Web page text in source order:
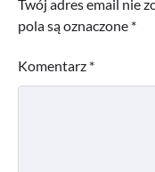
Twój adres email nie
pola są oznaczone *
Komentarz *